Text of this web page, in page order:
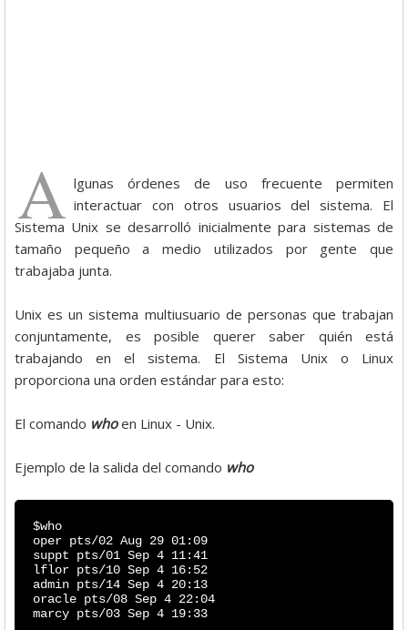
A lgunas órdenes de uso frecuente permiten
interactuar con otros usuarios del sistema. El
Sistema Unix se desarrolló inicialmente para sistemas de
tamaño pequeño a medio utilizados por gente que
trabajaba junta.
Unix es un sistema multiusuario de personas que trabajan
conjuntamente, es posible querer saber quién está
trabajando en el sistema. El Sistema Unix o Linux
proporciona una orden estándar para esto:
El comando whoen Linux - Unix.
Ejemplo de la salida del comando who
$who
oper pts/02 Aug 29 01:09
suppt pts/01 Sep 4 11:41
lflor pts/10 Sep 4 16:52
admin pts/14 Sep 4 20:13
oracle pts/08 Sep 4 22:04
marcy pts/03 Sep 4 19:33